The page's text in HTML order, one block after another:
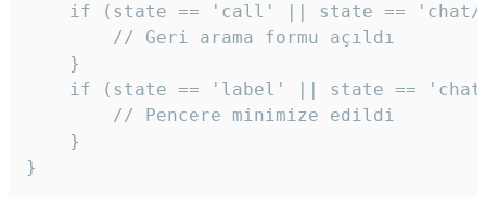
if (state == 'call' || state ==
        // Geri arama formu açıldı
    }
if (state == 'label' || state ==
        // Pencere minimize edildi
    }
}